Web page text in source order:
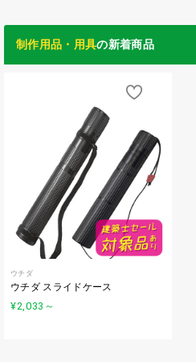
制作用品・用具の新着商品
ウチダ
ウチダ スライドケース
¥2,033 ～